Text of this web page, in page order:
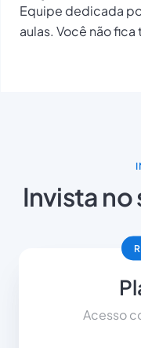
Equipe dedicada
aulas. Você não fica
Invista
Acesso